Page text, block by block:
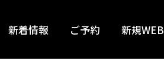
新着情報 ご予約 新規